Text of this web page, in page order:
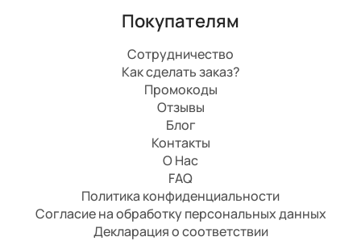
Покупателям
Сотрудничество
Как сделать заказ?
Промокоды
Отзывы
Блог
Контакты
О Нас
FAQ
Политика конфиденциальности
Согласие на обработку персональных данных
Декларация о соответствии